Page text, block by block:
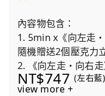
內容物包含：
1. 5min x《向左走
隨機贈送2個壓克力
2. 《向左走・向右
NT$747 (左右藍)
view more +